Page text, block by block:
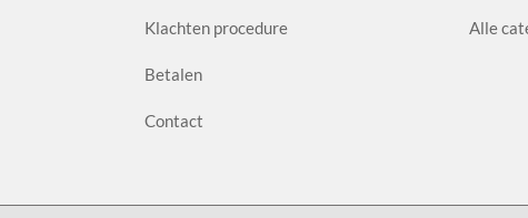
Klachten procedure
Betalen
Contact
Alle